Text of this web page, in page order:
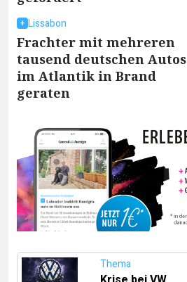
Lissabon
Frachter mit mehreren
tausend deutschen Autos
im Atlantik in Brand
geraten
Thema